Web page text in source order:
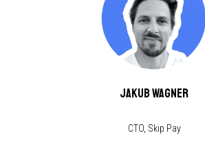
Jakub Wagner
CTO, Skip Pay